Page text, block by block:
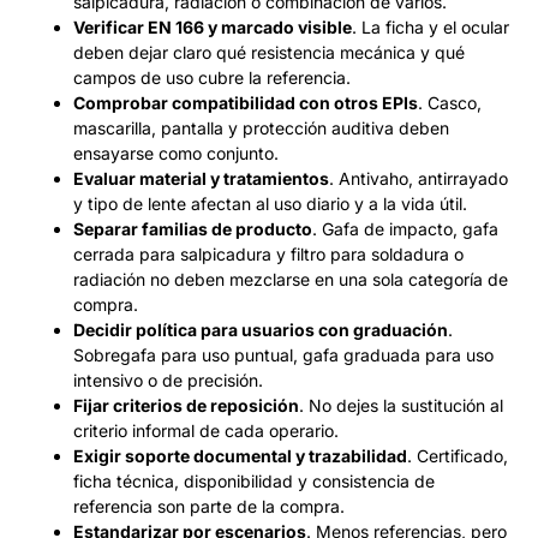
Verificar EN 166 y marcado visible. La ficha y el ocular
deben dejar claro qué resistencia mecánica y qué
campos de uso cubre la referencia.
Comprobar compatibilidad con otros EPIs. Casco,
mascarilla, pantalla y protección auditiva deben
ensayarse como conjunto.
Evaluar material y tratamientos. Antivaho, antirrayado
y tipo de lente afectan al uso diario y a la vida útil.
Separar familias de producto. Gafa de impacto, gafa
cerrada para salpicadura y filtro para soldadura o
radiación no deben mezclarse en una sola categoría de
compra.
Decidir política para usuarios con graduación.
Sobregafa para uso puntual, gafa graduada para uso
intensivo o de precisión.
Fijar criterios de reposición. No dejes la sustitución al
criterio informal de cada operario.
Exigir soporte documental y trazabilidad. Certificado,
ficha técnica, disponibilidad y consistencia de
referencia son parte de la compra.
Estandarizar por escenarios. Menos referencias, pero